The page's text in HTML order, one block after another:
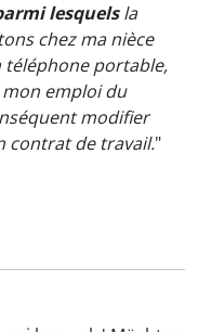
lesquelsla
chez ma nièce
téléphone portable,
emploi du
modifier
contrat de travail."